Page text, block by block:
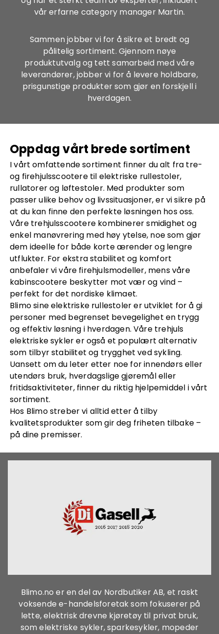
vår erfarne category manager Martin.
Sammen jobber vi for å sikre et bredt og
pålitelig sortiment. Gjennom nøye
produktutvalg og tett samarbeid med våre
leverandører, jobber vi for å levere holdbare,
prisgunstige produkter som gjør en forskjell i
hverdagen.
Oppdag vårt brede sortiment
I vårt omfattende sortiment finner du alt fra tre-
og firehjulsscootere til elektriske rullestoler,
rullatorer og løftestoler. Med produkter som
passer ulike behov og livssituasjoner, er vi sikre på
at du kan finne den perfekte løsningen hos oss.
Våre trehjulsscootere kombinerer smidighet og
enkel manøvrering med høy ytelse, noe som gjør
dem ideelle for både korte ærender og lengre
utflukter. For ekstra stabilitet og komfort
anbefaler vi våre firehjulsmodeller, mens våre
kabinscootere beskytter mot vær og vind –
perfekt for det nordiske klimaet.
Blimo sine elektriske rullestoler er utviklet for å gi
personer med begrenset bevegelighet en trygg
og effektiv løsning i hverdagen. Våre trehjuls
elektriske sykler er også et populært alternativ
som tilbyr stabilitet og trygghet ved sykling.
Uansett om du leter etter noe for innendørs eller
utendørs bruk, hverdagslige gjøremål eller
fritidsaktiviteter, finner du riktig hjelpemiddel i vårt
sortiment.
Hos Blimo streber vi alltid etter å tilby
kvalitetsprodukter som gir deg friheten tilbake –
på dine premisser.
Blimo.no er en del av Nordbutiker AB, et raskt
voksende e-handelsforetak som fokuserer på
lette, elektrisk drevne kjøretøy til privat bruk,
som elektriske sykler, sparkesykler, mopeder